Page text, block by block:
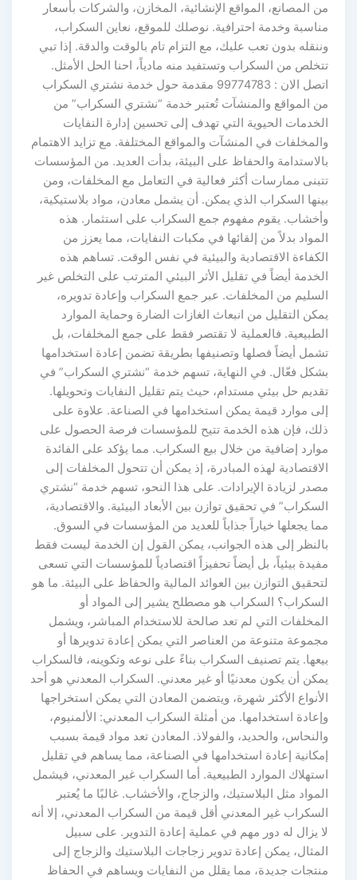
من المصانع، المواقع الإنشائية، المخازن، والشركات بأسعار
مناسبة وخدمة احترافية. نوصلك للموقع، نعاين السكراب،
وننقله بدون تعب عليك، مع التزام تام بالوقت والدقة. إذا تبي
تتخلص من السكراب وتستفيد منه مادياً، احنا الحل الأمثل.
اتصل الان : 99774783 مقدمة حول خدمة نشتري السكراب
من المواقع والمنشآت تُعتبر خدمة “نشتري السكراب” من
الخدمات الحيوية التي تهدف إلى تحسين إدارة النفايات
والمخلفات في المنشآت والمواقع المختلفة. مع تزايد الاهتمام
بالاستدامة والحفاظ على البيئة، بدأت العديد. من المؤسسات
تتبنى ممارسات أكثر فعالية في التعامل مع المخلفات، ومن
بينها السكراب الذي يمكن. أن يشمل معادن، مواد بلاستيكية،
وأخشاب. يقوم مفهوم جمع السكراب على استثمار. هذه
المواد بدلاً من إلقائها في مكبات النفايات، مما يعزز من
الكفاءة الاقتصادية والبيئية في نفس الوقت. تساهم هذه
الخدمة أيضاً في تقليل الأثر البيئي المترتب على التخلص غير
السليم من المخلفات. عبر جمع السكراب وإعادة تدويره،
يمكن التقليل من انبعاث الغازات الضارة وحماية الموارد
الطبيعية. فالعملية لا تقتصر فقط على جمع المخلفات، بل
تشمل أيضاً فصلها وتصنيفها بطريقة تضمن إعادة استخدامها
بشكل فعّال. في النهاية، تسهم خدمة “نشتري السكراب” في
تقديم حل بيئي مستدام، حيث يتم تقليل النفايات وتحويلها.
إلى موارد قيمة يمكن استخدامها في الصناعة. علاوة على
ذلك، فإن هذه الخدمة تتيح للمؤسسات فرصة الحصول على
موارد إضافية من خلال بيع السكراب. مما يؤكد على الفائدة
الاقتصادية لهذه المبادرة، إذ يمكن أن تتحول المخلفات إلى
مصدر لزيادة الإيرادات. على هذا النحو، تسهم خدمة “نشتري
السكراب” في تحقيق توازن بين الأبعاد البيئية. والاقتصادية،
مما يجعلها خياراً جذاباً للعديد من المؤسسات في السوق.
بالنظر إلى هذه الجوانب، يمكن القول إن الخدمة ليست فقط
مفيدة بيئياً، بل أيضاً تحفيزاً اقتصادياً للمؤسسات التي تسعى
لتحقيق التوازن بين العوائد المالية والحفاظ على البيئة. ما هو
السكراب؟ السكراب هو مصطلح يشير إلى المواد أو
المخلفات التي لم تعد صالحة للاستخدام المباشر، ويشمل
مجموعة متنوعة من العناصر التي يمكن إعادة تدويرها أو
بيعها. يتم تصنيف السكراب بناءً على نوعه وتكوينه، فالسكراب
يمكن أن يكون معدنيًا أو غير معدني. السكراب المعدني هو أحد
الأنواع الأكثر شهرة، ويتضمن المعادن التي يمكن استخراجها
وإعادة استخدامها. من أمثلة السكراب المعدني: الألمنيوم،
والنحاس، والحديد، والفولاذ. المعادن تعد مواد قيمة بسبب
إمكانية إعادة استخدامها في الصناعة، مما يساهم في تقليل
استهلاك الموارد الطبيعية. أما السكراب غير المعدني، فيشمل
المواد مثل البلاستيك، والزجاج، والأخشاب. غالبًا ما يُعتبر
السكراب غير المعدني أقل قيمة من السكراب المعدني، إلا أنه
لا يزال له دور مهم في عملية إعادة التدوير. على سبيل
المثال، يمكن إعادة تدوير زجاجات البلاستيك والزجاج إلى
منتجات جديدة، مما يقلل من النفايات ويساهم في الحفاظ